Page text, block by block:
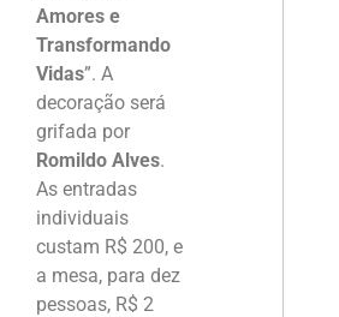
Amores e
Transformando
Vidas”. A
decoração será
grifada por
Romildo Alves.
As entradas
individuais
custam R$ 200, e
a mesa, para dez
pessoas, R$ 2